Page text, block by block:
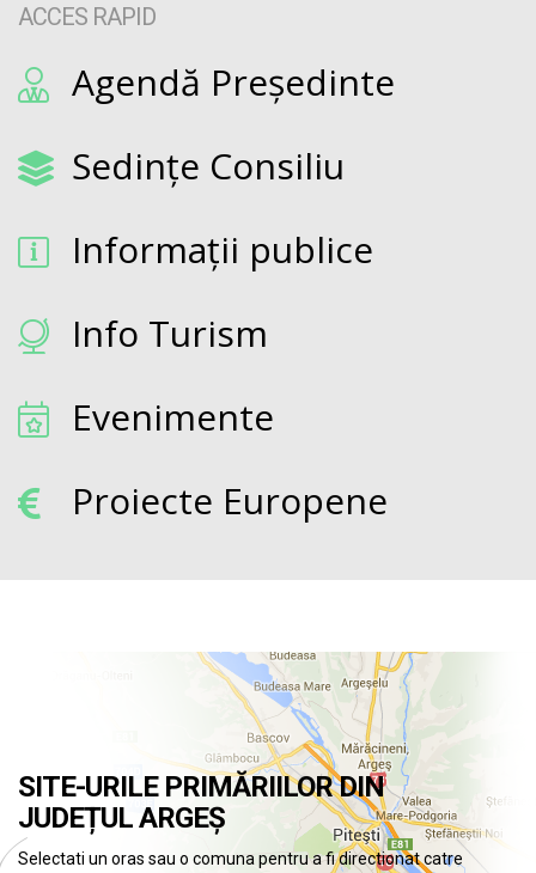
ACCES RAPID
Agendă Președinte
Sedințe Consiliu
Informații publice
Info Turism
Evenimente
Proiecte Europene
SITE-URILE PRIMĂRIILOR DIN
JUDEȚUL ARGEȘ
Selectati un oras sau o comuna pentru a fi directionat catre